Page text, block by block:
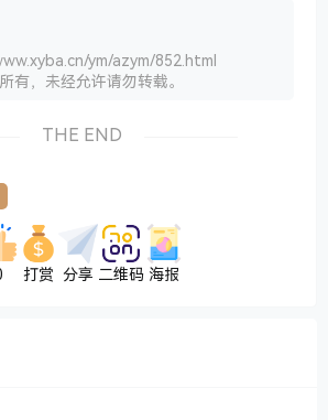
ym/azym/852.html
有，未经允许请勿转载。
THE END
打赏 分享 二维码 海报